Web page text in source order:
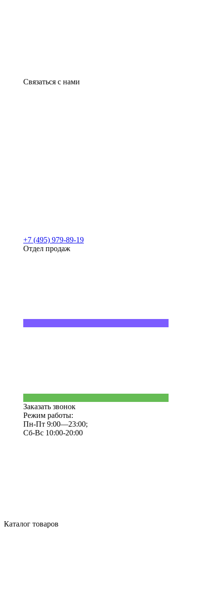
Связаться с нами
+7 (495) 979-89-19
Отдел продаж
Заказать звонок
Режим работы:
Пн-Пт 9:00—23:00;
Сб-Вс 10:00-20:00
Каталог товаров